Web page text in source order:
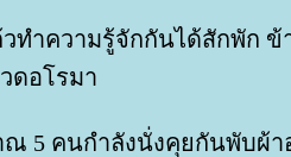
ทำความรู้จักกันได้สักพัก ข้
ดอโรมา
ณ 5 คนกำลังนั่งคุยกันพับผ้า